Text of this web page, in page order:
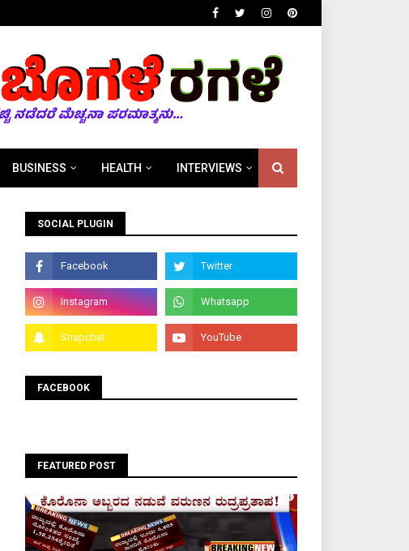
BUSINESS HEALTH INTERVIEWS
SOCIAL PLUGIN
FACEBOOK
FEATURED POST